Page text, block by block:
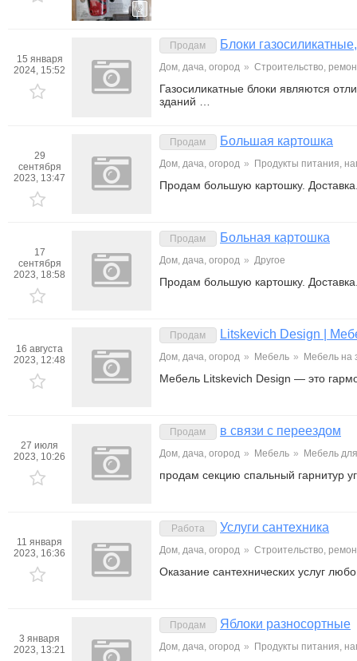
2
15 января
2024, 15:52
Продам Блоки
Дом, дача, огород » Строительство,
Газосиликатные блоки являются
зданий …
29
сентября
2023, 13:47
Продам Большая картошка
Дом, дача, огород » Продукты питания,
Продам большую картошку.
17
сентября
2023, 18:58
Продам Больная картошка
Дом, дача, огород » Другое
Продам большую картошку.
16 августа
2023, 12:48
Продам Litskevich Design |
Дом, дача, огород » Мебель » Мебель на
Мебель Litskevich Design — это
27 июля
2023, 10:26
Продам в связи с переездом
Дом, дача, огород » Мебель » Мебель
продам секцию спальный гарнитур
11 января
2023, 16:36
Работа Услуги сантехника
Дом, дача, огород » Строительство,
Оказание сантехнических услуг
3 января
2023, 13:21
Продам Яблоки разносортные
Дом, дача, огород » Продукты питания,